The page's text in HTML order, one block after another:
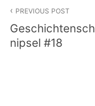
PREVIOUS POST
Geschichtensch
nipsel #18